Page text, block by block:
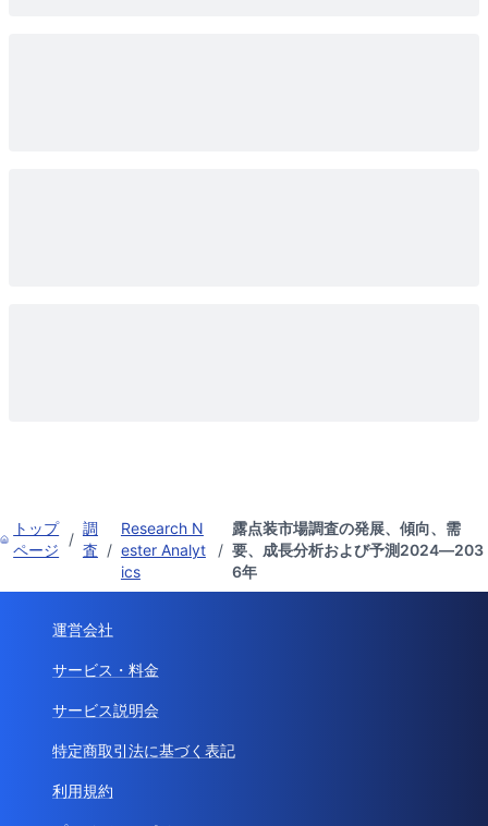
トップ
ページ
/
調
査 /
Research N
ester Analyt
ics
/
露点装市場調査の発展、傾向、需
要、成長分析および予測2024―203
6年
運営会社
サービス・料金
サービス説明会
特定商取引法に基づく表記
利用規約